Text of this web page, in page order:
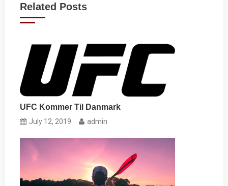
Related Posts
UFC Kommer Til Danmark
July 12, 2019 admin